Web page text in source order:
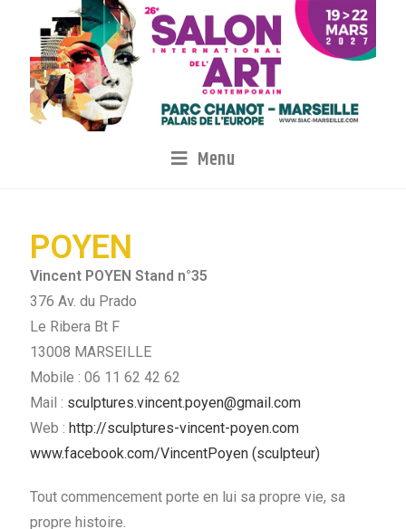
Menu
POYEN
Vincent POYEN Stand n°35
376 Av. du Prado
Le Ribera Bt F
13008 MARSEILLE
Mobile : 06 11 62 42 62
Mail : sculptures.vincent.poyen@gmail.com
Web :http://sculptures-vincent-poyen.com
www.facebook.com/VincentPoyen (sculpteur)
Tout commencement porte en lui sa propre vie, sa
propre histoire.